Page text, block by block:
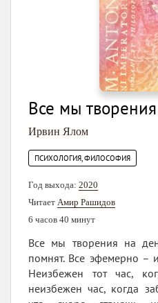
Все мы
Ирвин Ялом
ПСИХОЛОГИЯ, ФИЛОСОФИЯ
Год выхода: 2020
Читает Амир Рашидов
6 часов 40 минут
Все мы творения на
помнят. Все эфемерно –
Неизбежен тот час,
неизбежен час, когда